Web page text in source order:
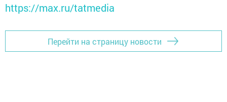
https://max.ru/tatmedia
Перейти на страницу новости